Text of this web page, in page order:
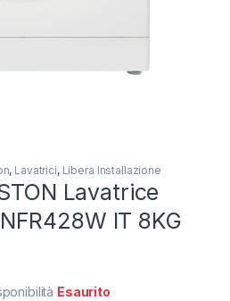
, Lavatrici, Libera Installazione
Lavatrice
IT 8KG
Esaurito